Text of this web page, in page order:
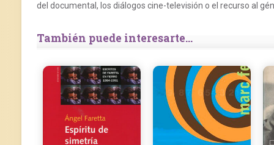
del documental, los diálogos cine-televisión o el recurso al
También puede interesarte...